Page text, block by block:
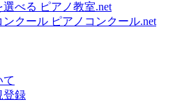
べる ピアノ教室.net
クール ピアノコンクール.net
て
登録